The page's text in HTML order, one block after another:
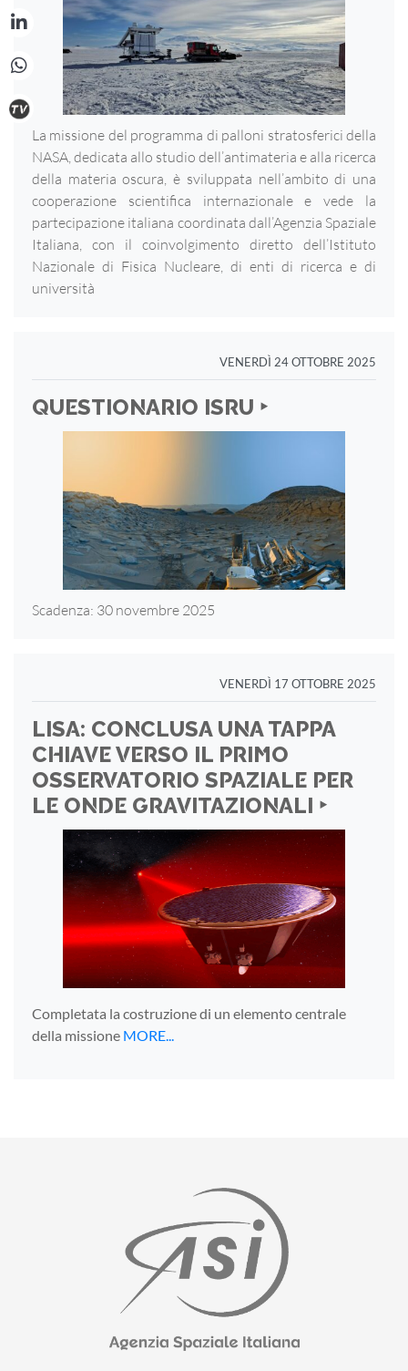
La missione del programma di palloni stratosferici della
NASA, dedicata allo studio dell’antimateria e alla ricerca
della materia oscura, è sviluppata nell’ambito di una
cooperazione scientifica internazionale e vede la
partecipazione italiana coordinata dall’Agenzia Spaziale
Italiana, con il coinvolgimento diretto dell’Istituto
Nazionale di Fisica Nucleare, di enti di ricerca e di
università
VENERDÌ 24 OTTOBRE 2025
QUESTIONARIO ISRU ‣
Scadenza: 30 novembre 2025
VENERDÌ 17 OTTOBRE 2025
LISA: CONCLUSA UNA TAPPA
CHIAVE VERSO IL PRIMO
OSSERVATORIO SPAZIALE PER
LE ONDE GRAVITAZIONALI ‣
Completata la costruzione di un elemento centrale
della missione MORE...